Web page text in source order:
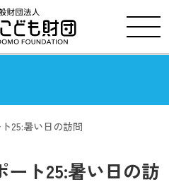
25:暑い日の訪問
ト25:暑い日の訪